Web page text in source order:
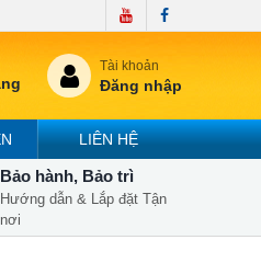
Tài khoản
Đăng nhập
LIÊN HỆ
Bảo hành, Bảo trì
Hướng dẫn & Lắp đặt Tận
nơi